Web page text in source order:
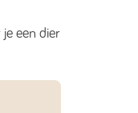
een dier